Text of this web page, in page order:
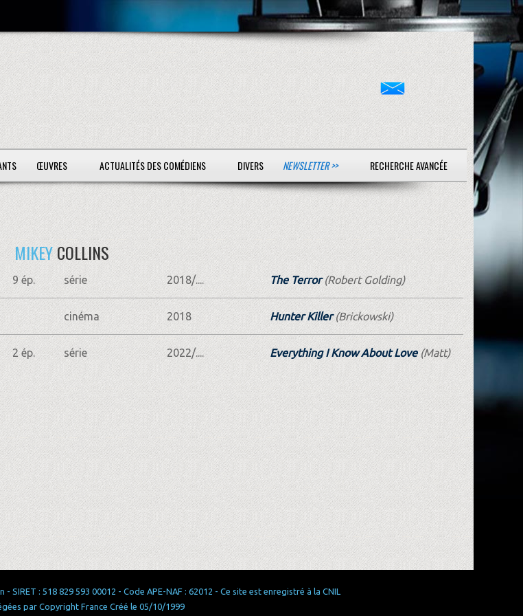
ŒUVRES ACTUALITÉS DES COMÉDIENS DIVERS NEWSLETTER >> RECHERCHE AVANCÉE
MIKEYCOLLINS
9 ép. série 2018/.... The Terror(Robert Golding)
cinéma 2018 Hunter Killer(Brickowski)
2 ép. série 2022/.... Everything I Know About Love(Matt)
SIRET : 518 829 593 00012 - Code APE-NAF : 62012 - Ce site est enregistré à la CNIL
par Copyright France Créé le 05/10/1999